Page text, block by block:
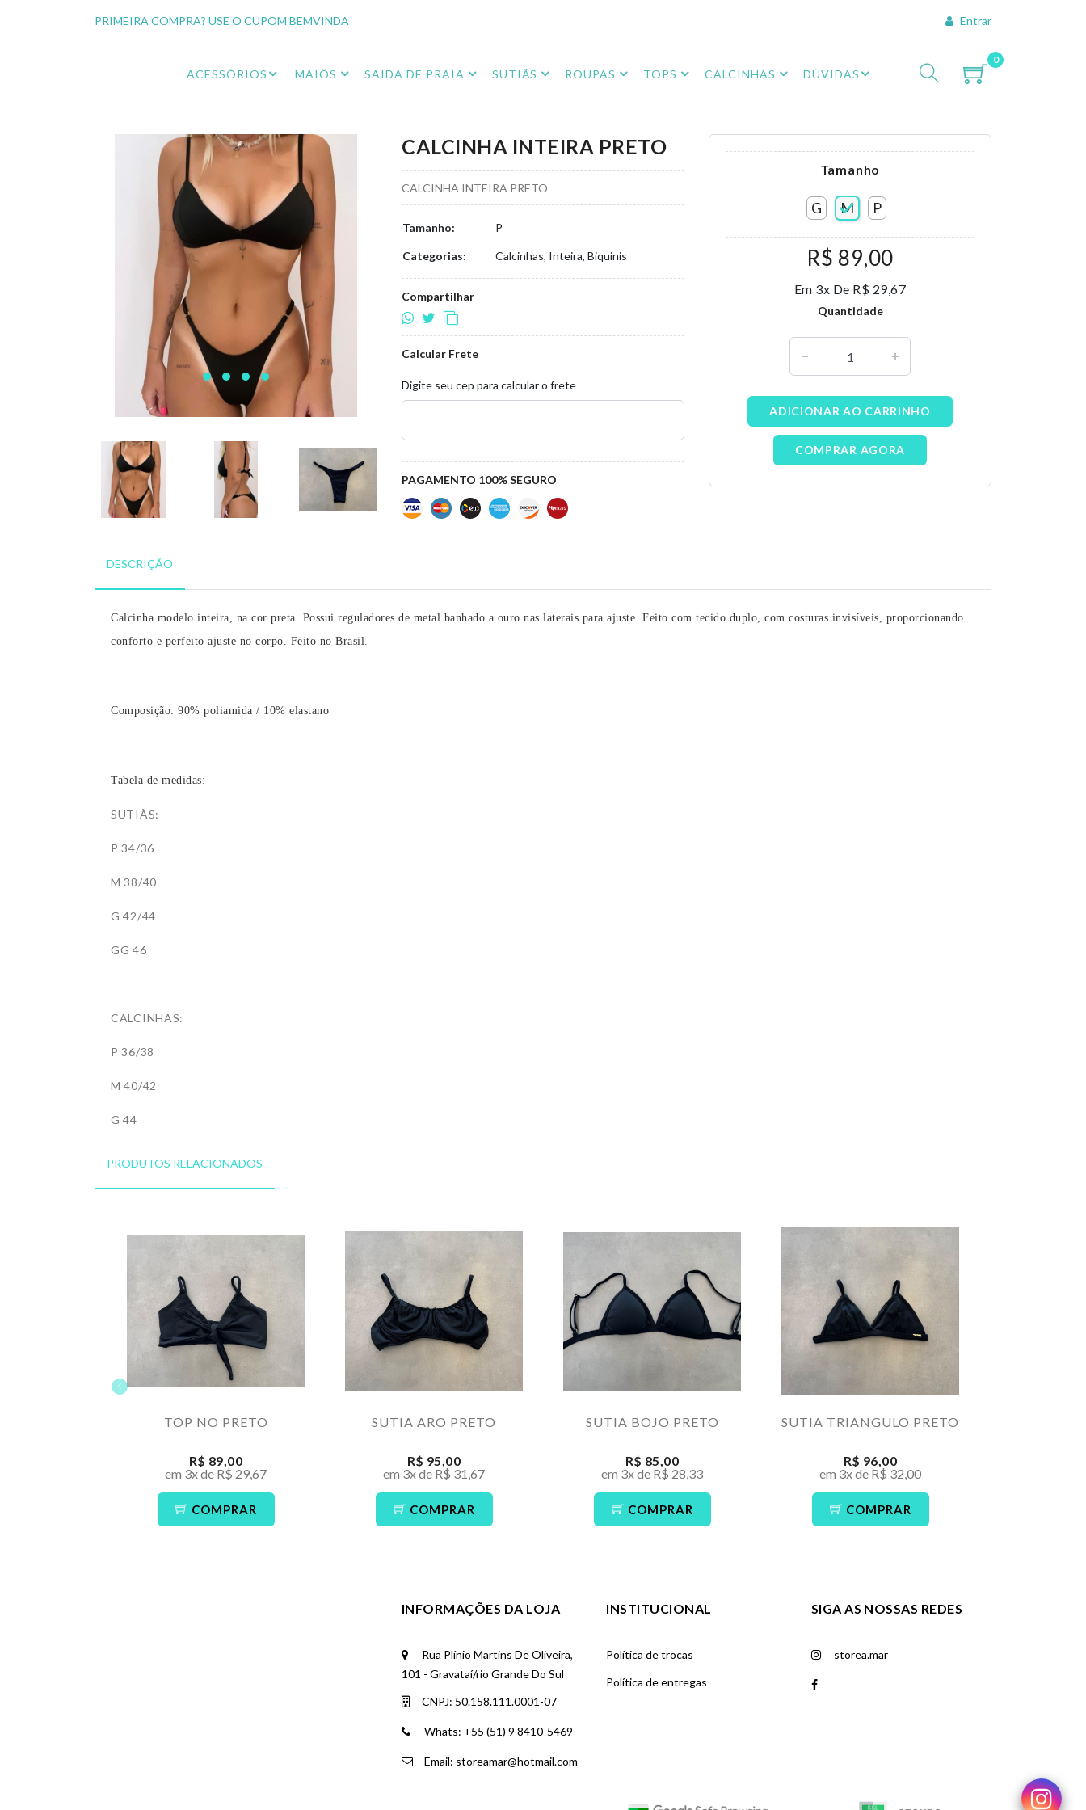
PRIMEIRA COMPRA? USE O CUPOM BEMVINDA Entrar
ACESSÓRIOS MAIÔS SAIDA DE PRAIA SUTIÃS ROUPAS TOPS CALCINHAS DÚVIDAS
0
CALCINHA INTEIRA PRETO
CALCINHA INTEIRA PRETO
Tamanho: P
Categorias: Calcinhas, Inteira, Biquinis
Compartilhar
Calcular Frete
Digite seu cep para calcular o frete
PAGAMENTO 100% SEGURO
Tamanho
G M P
R$ 89,00
Em 3x De R$ 29,67
Quantidade
ADICIONAR AO CARRINHO
COMPRAR AGORA
DESCRIÇÃO
Calcinha modelo inteira, na cor preta. Possui reguladores de metal banhado a ouro nas laterais para ajuste. Feito com tecido duplo, com costuras invisíveis, proporcionando
conforto e perfeito ajuste no corpo. Feito no Brasil.
Composição: 90% poliamida / 10% elastano
Tabela de medidas:
SUTIÃS:
P 34/36
M 38/40
G 42/44
GG 46
CALCINHAS:
P 36/38
M 40/42
G 44
PRODUTOS RELACIONADOS
TOP NO PRETO
R$ 89,00
em 3x de R$ 29,67
COMPRAR
SUTIA ARO PRETO
R$ 95,00
em 3x de R$ 31,67
COMPRAR
SUTIA BOJO PRETO
R$ 85,00
em 3x de R$ 28,33
COMPRAR
SUTIA TRIANGULO PRETO
R$ 96,00
em 3x de R$ 32,00
COMPRAR
INFORMAÇÕES DA LOJA
Rua Plínio Martins De Oliveira,
101 - Gravataí/rio Grande Do Sul
CNPJ: 50.158.111.0001-07
Whats: +55 (51) 9 8410-5469
Email: storeamar@hotmail.com
INSTITUCIONAL
Política de trocas
Política de entregas
SIGA AS NOSSAS REDES
storea.mar